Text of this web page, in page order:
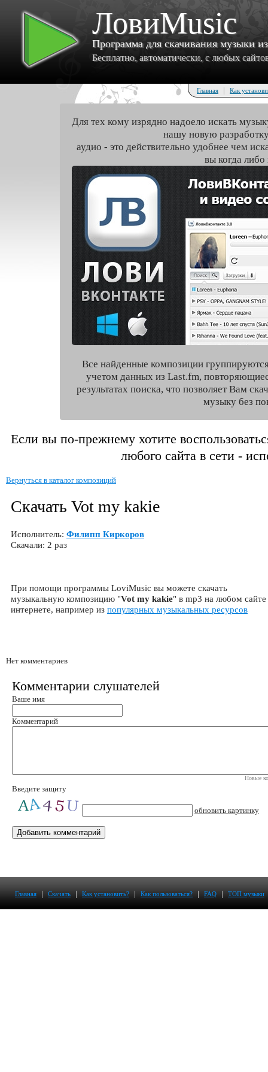
ЛовиMusic
Программа для скачивания музыки
Бесплатно, автоматически, с любых
Главная | Как
Для тех кому изрядно надоело искать
нашу новую
аудио - это действительно удобнее чем
вы когда либо
Все найденные композиции
учетом данных из Last.fm,
результатах поиска, что позволяет Вам
музыку без
Если вы по-прежнему хотите
любого сайта в сети -
Вернуться в каталог композиций
Скачать Vot my kakie
Исполнитель: Филипп Киркоров
Скачали: 2 раз
При помощи программы LoviMusic вы можете скачать
музыкальную композицию "Vot my kakie" в mp3 на любом сайте
интернете, например из популярных музыкальных ресурсов
Нет комментариев
Комментарии слушателей
Ваше имя
Комментарий
Новые
Введите защиту
обновить картинку
Главная | Скачать | Как установить? | Как пользоваться? | FAQ | ТОП музыки